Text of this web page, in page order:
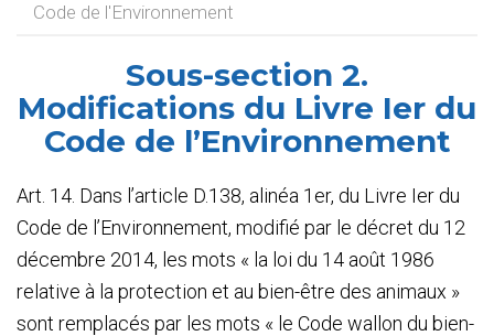
Refuges
Pension
La
Croix
Code de l'Environnement
Sous-section 2.
Modifications du Livre Ier du
Code de l’Environnement
Art. 14. Dans l’article D.138, alinéa 1 er, du Livre Ier du
Code de l’Environnement, modifié par le décret du 12
décembre 2014, les mots « la loi du 14 août 1986
relative à la protection et au bien-être des animaux »
sont remplacés par les mots « le Code wallon du bien-